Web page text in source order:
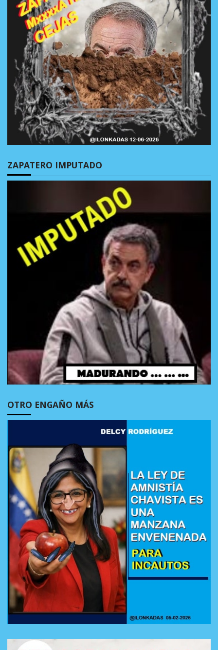
ZAPATERO IMPUTADO
OTRO ENGAÑO MÁS